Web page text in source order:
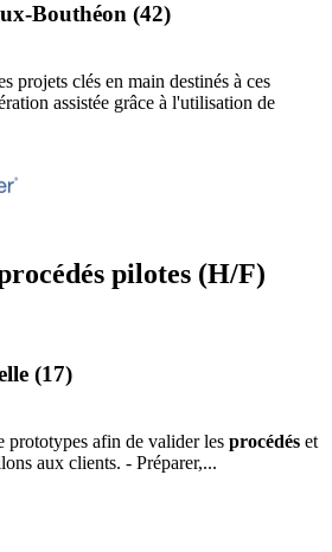
Bouthéon (42)
projets clés en main destinés à ces
assistée grâce à l'utilisation de
pilotes (H/F)
(17)
prototypes afin de valider les procédés et
aux clients. - Préparer,...